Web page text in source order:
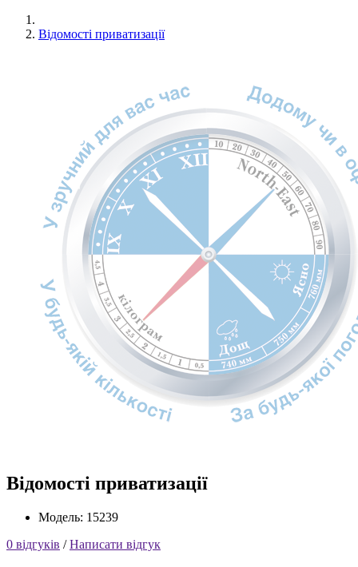
Відомості приватизації
Відомості приватизації
Модель: 15239
0 відгуків /Написати відгук